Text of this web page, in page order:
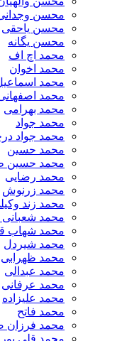
محسن
محسن یاحقی
محسن یگانه
محمد اچ اف
محمد اخوان
محمد
محمد
محمد بهرامی
محمد جواد
محمد جواد
محمد حسین
محمد حسین
محمد رضایی
محمد زرنوش
محمد زند
محمد
محمد شهاب
​محمد شیردل
محمد ظهرابی
محمد عبدالی
محمد عرفانی
محمد علیزاده
محمد فاتح
محمد فرزان